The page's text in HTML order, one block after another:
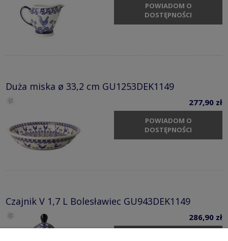
POWIADOM O
DOSTĘPNOŚCI
Duża miska ø 33,2 cm GU1253DEK1149
277,90 zł
POWIADOM O
DOSTĘPNOŚCI
Czajnik V 1,7 L Bolesławiec GU943DEK1149
286,90 zł